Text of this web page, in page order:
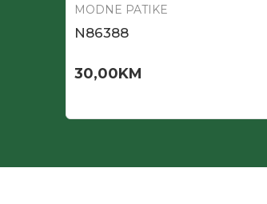
MODNE PATIKE
N86388
30,00KM